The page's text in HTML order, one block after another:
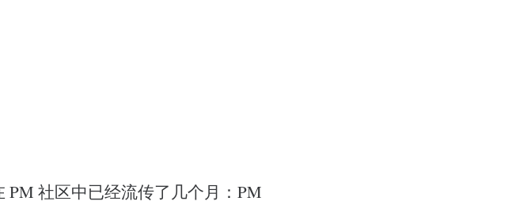
社区中已经流传了几个月：PM